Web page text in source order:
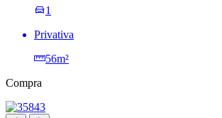
1
Privativa
56m²
Compra